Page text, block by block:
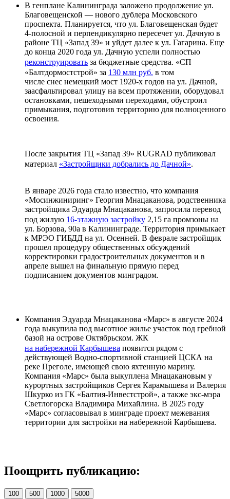
В генплане Калининграда заложено продолжение ул.
Благовещенской — нового дублера Московского
проспекта. Планируется, что ул. Благовещенская будет
4-полосной и перпендикулярно пересечет ул. Дачную в
районе ТЦ «Запад 39» и уйдет далее к ул. Гагарина. Еще
до конца 2020 года ул. Дачную успели полностью
реконструировать за бюджетные средства. «СП
«Балтдормостстрой» за 130 млн руб. в том
числе снес немецкий мост 1920-х годов на ул. Дачной,
заасфальтировал улицу на всем протяжении, оборудовал
остановками, пешеходными переходами, обустроил
примыкания, подготовив территорию для полноценного
освоения.
После закрытия ТЦ «Запад 39» RUGRAD публиковал
материал «Застройщики добрались до Дачной».
В январе 2026 года стало известно, что компания
«Мосинжиниринг» Георгия Мнацаканова, родственника
застройщика Эдуарда Мнацаканова, запросила перевод
под жилую 16-этажную застройку 2,15 га промзоны на
ул. Борзова, 90а в Калининграде. Территория примыкает
к МРЭО ГИБДД на ул. Осенней. В феврале застройщик
прошел процедуру общественных обсуждений
корректировки градостроительных документов и в
апреле вышел на финальную прямую перед
подписанием документов минградом.
Компания Эдуарда Мнацаканова «Марс» в августе 2024
года выкупила под высотное жилье участок под гребной
базой на острове Октябрьском. ЖК
на набережной Карбышева появится рядом с
действующей Водно-спортивной станцией ЦСКА на
реке Преголе, имеющей свою яхтенную марину.
Компания «Марс» была выкуплена Мнацакановым у
курортных застройщиков Сергея Карамышева и Валерия
Шкурко из ГК «Балтия-Инвестстрой», а также экс-мэра
Светлогорска Владимира Михайлина. В 2025 году
«Марс» согласовывал в минграде проект межевания
территории для застройки на набережной Карбышева.
Поощрить публикацию:
100 500 1000 5000